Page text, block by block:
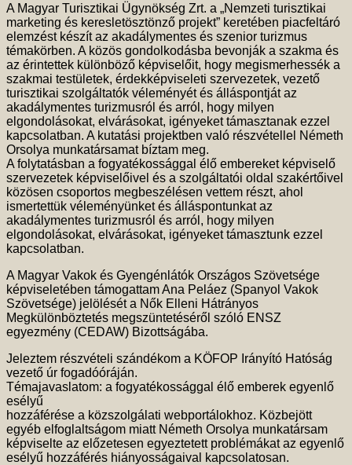
A Magyar Turisztikai Ügynökség Zrt. a „Nemzeti turisztikai
marketing és keresletösztönző projekt” keretében piacfeltáró
elemzést készít az akadálymentes és szenior turizmus
témakörben. A közös gondolkodásba bevonják a szakma és
az érintettek különböző képviselőit, hogy megismerhessék a
szakmai testületek, érdekképviseleti szervezetek, vezető
turisztikai szolgáltatók véleményét és álláspontját az
akadálymentes turizmusról és arról, hogy milyen
elgondolásokat, elvárásokat, igényeket támasztanak ezzel
kapcsolatban. A kutatási projektben való részvétellel Németh
Orsolya munkatársamat bíztam meg.
A folytatásban a fogyatékossággal élő embereket képviselő
szervezetek képviselőivel és a szolgáltatói oldal szakértőivel
közösen csoportos megbeszélésen vettem részt, ahol
ismertettük véleményünket és álláspontunkat az
akadálymentes turizmusról és arról, hogy milyen
elgondolásokat, elvárásokat, igényeket támasztunk ezzel
kapcsolatban.
A Magyar Vakok és Gyengénlátók Országos Szövetsége
képviseletében támogattam Ana Peláez (Spanyol Vakok
Szövetsége) jelölését a Nők Elleni Hátrányos
Megkülönböztetés megszüntetéséről szóló ENSZ
egyezmény (CEDAW) Bizottságába.
Jeleztem részvételi szándékom a KÖFOP Irányító Hatóság
vezető úr fogadóóráján.
Témajavaslatom: a fogyatékossággal élő emberek egyenlő
esélyű
hozzáférése a közszolgálati webportálokhoz. Közbejött
egyéb elfoglaltságom miatt Németh Orsolya munkatársam
képviselte az előzetesen egyeztetett problémákat az egyenlő
esélyű hozzáférés hiányosságaival kapcsolatosan.